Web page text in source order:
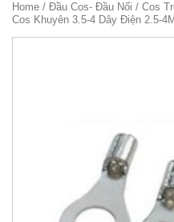
Home / Đầu Cos- Đầu Nối / Cos
Cos Khuyên 3.5-4 Dây Điện 2.5-